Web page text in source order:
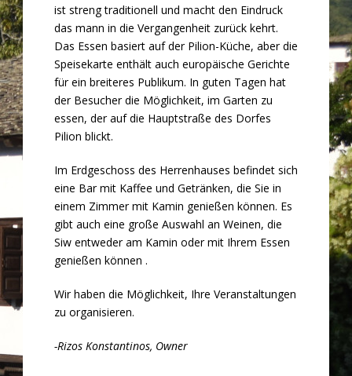
ist streng traditionell und macht den Eindruck
das mann in die Vergangenheit zurück kehrt.
Das Essen basiert auf der Pilion-Küche, aber die
Speisekarte enthält auch europäische Gerichte
für ein breiteres Publikum. In guten Tagen hat
der Besucher die Möglichkeit, im Garten zu
essen, der auf die Hauptstraße des Dorfes
Pilion blickt.
Im Erdgeschoss des Herrenhauses befindet sich
eine Bar mit Kaffee und Getränken, die Sie in
einem Zimmer mit Kamin genießen können. Es
gibt auch eine große Auswahl an Weinen, die
Siw entweder am Kamin oder mit Ihrem Essen
genießen können .
Wir haben die Möglichkeit, Ihre Veranstaltungen
zu organisieren.
-Rizos Konstantinos, Owner